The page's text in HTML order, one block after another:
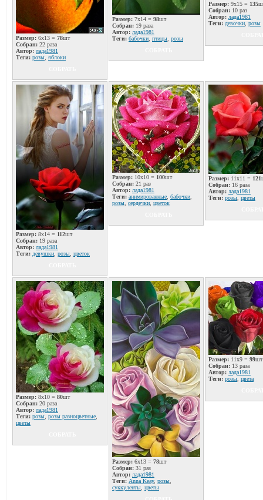
Размер: 6x13 = 78шт
Собран: 22 раза
Автор: лада1981
Теги: розы яблоки
Размер: 7x14 = 98шт
Собран: 19 раза
Автор: лада1981
Теги: бабочки птицы розы
Размер: 9x15 = 135
Собран: 10 раз
Автор: лада1981
Теги: девочки розы
Размер: 8x14 = 112шт
Собран: 19 раза
Автор: лада1981
Теги: девушки розы цветок
Размер: 10x10 = 100шт
Собран: 21 раз
Автор: лада1981
Теги: анимированные бабочки
розы сердечки цветок
Размер: 11x11 = 121
Собран: 16 раза
Автор: лада1981
Теги: розы цветы
Размер: 8x10 = 80шт
Собран: 20 раза
Автор: лада1981
Теги: розы розы разноцветные
цветы
Размер: 6x13 = 78шт
Собран: 31 раз
Автор: лада1981
Теги: Anna Keay, розы
суккуленты цветы
Размер: 11x9 = 99шт
Собран: 13 раза
Автор: лада1981
Теги: розы цвета